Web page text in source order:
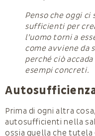
Penso che oggi ci
sufficienti per
l’uomo torni a
come avviene da
perché ciò
esempi concreti.
Prima di ogni altra
autosufficienti nella
ossia quella che